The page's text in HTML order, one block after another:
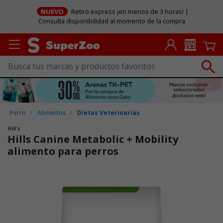
NUEVO
Retiro express ¡en menos de 3 horas! |
Consulta disponibilidad al momento de la compra
Perro Alimentos Dietas Veterinarias
Hill's
Hills Canine Metabolic + Mobility
alimento para perros